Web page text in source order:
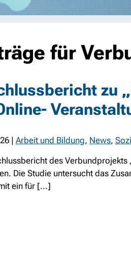
für
zu
| Arbeit und Bildung, News,
des
Die Studie untersucht das
ein für [...]